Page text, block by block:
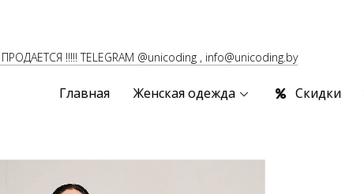
!!!!! TELEGRAM @unicoding , info@unicoding.by
Главная Женская одежда Скидки